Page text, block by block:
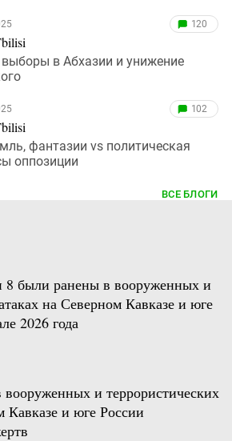
120
выборы в Абхазии и унижение
102
фантазии vs политическая
оппозиции
ВСЕ БЛОГИ
8 были ранены в вооруженных и
на Северном Кавказе и юге
2026 года
и террористических
Кавказе и юге России